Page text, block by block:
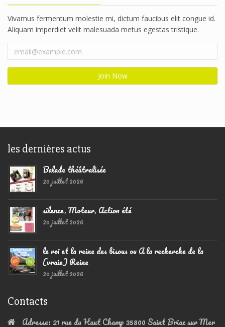
Vivamus fermentum molestie mi, dictum faucibus elit congue id.
Aliquam imperdiet velit malesuada metus egestas tristique.
les dernières actus
Balade théâtralisée
20 juillet 2026
silence, Moteur, Action été
20 juillet 2026
le roi et la reine des bisous ou A la recherche de la
(vraie) Reine
20 juillet 2026
Contacts
Adresse: 21 rue du Haut Champ 35800 Saint Briac sur Mer